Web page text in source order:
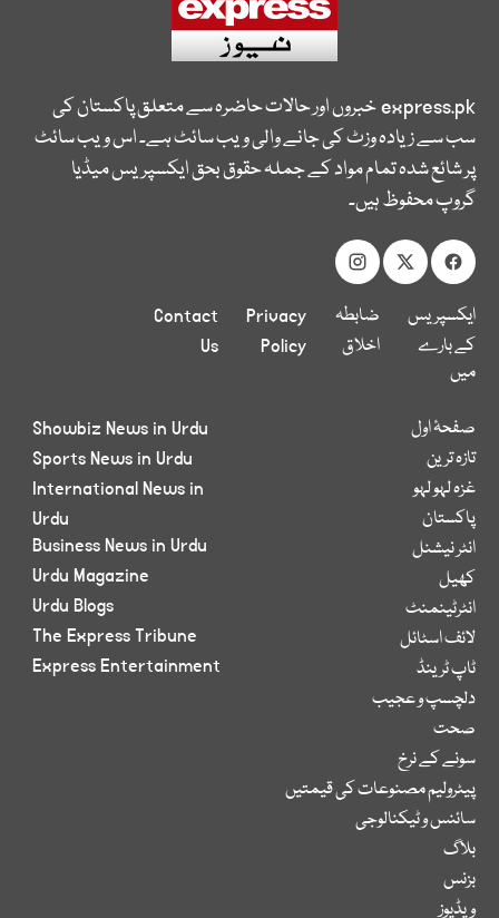
express.pkخبروں اور حالات حاضرہ سے متعلق پاکستان کی
سب سے زیادہ وزٹ کی جانے والی ویب سائٹ ہے۔ اس ویب سائٹ
پر شائع شدہ تمام مواد کے جملہ حقوق بحق ایکسپریس میڈیا
گروپ محفوظ ہیں۔
ایکسپریس
کے بارے
میں
ضابطہ
اخلاق
Privacy
Policy
Contact
Us
صفحۂ اول
تازہ ترین
غزہ لہو لہو
پاکستان
انٹر نیشنل
کھیل
انٹرٹینمنٹ
لائف اسٹائل
ٹاپ ٹرینڈ
دلچسپ و عجیب
صحت
سونے کے نرخ
پیٹرولیم مصنوعات کی قیمتیں
سائنس و ٹیکنالوجی
بلاگ
بزنس
ویڈیوز
Showbiz News in Urdu
Sports News in Urdu
International News in
Urdu
Business News in Urdu
Urdu Magazine
Urdu Blogs
The Express Tribune
Express Entertainment